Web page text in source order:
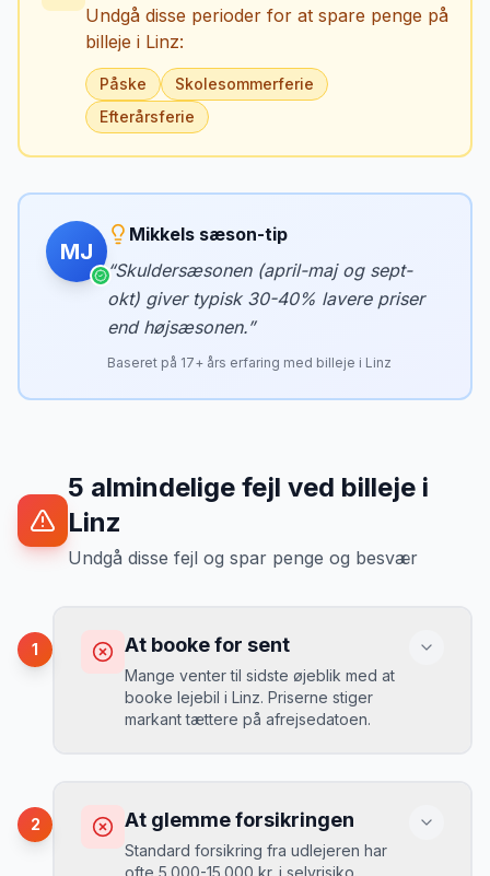
Undgå disse perioder for at spare penge på
billeje i Linz:
Påske
Skolesommerferie
Efterårsferie
MJ
Mikkels sæson-tip
“Skuldersæsonen (april-maj og sept-
okt) giver typisk 30-40% lavere priser
end højsæsonen.”
Baseret på 17+ års erfaring med billeje i Linz
5 almindelige fejl ved billeje i
Linz
Undgå disse fejl og spar penge og besvær
1 At booke for sent
Mange venter til sidste øjeblik med at
booke lejebil i Linz. Priserne stiger
markant tættere på afrejsedatoen.
Du betaler 30-50% mere, og de bedste
biler er udsolgt.
2 At glemme forsikringen
Standard forsikring fra udlejeren har
ofte 5.000-15.000 kr. i selvrisiko.